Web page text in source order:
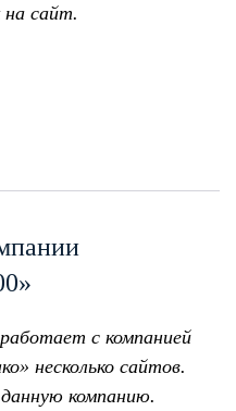
на сайт.
с компанией
несколько сайтов.
данную компанию.